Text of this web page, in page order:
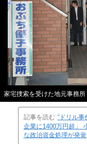
家宅捜索を受けた地元事務
記事を読む “ドリル
企業に1400万円超」
な政治資金処理が発覚